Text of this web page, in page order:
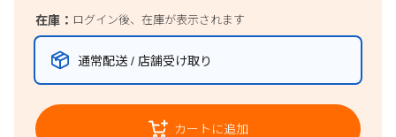
在庫： ログイン後、在庫が表示されます
通常配送 / 店舗受け取り
カートに追加